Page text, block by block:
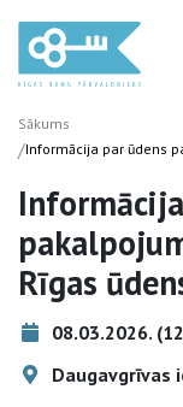
Sākums
/Informācija par ūdens
Rīgas
08.03.2026.
Daugavgrīvas